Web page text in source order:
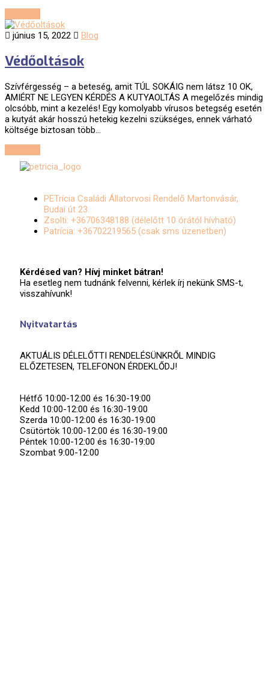
június 15, 2022
Blog
Védőoltások
Szívférgesség – a beteség, amit TÚL SOKÁIG nem látsz 10 OK,
AMIÉRT NE LEGYEN KÉRDÉS A KUTYAOLTÁS A megelőzés mindig
olcsóbb, mint a kezelés! Egy komolyabb vírusos betegség esetén
a kutyát akár hosszú hetekig kezelni szükséges, ennek várható
költsége biztosan több…
PETrícia Családi Állatorvosi Rendelő Martonvásár,
Budai út 23.
Zsolti: +36706348188 (délelőtt 10 órától hívható)
Patrícia: +36702219565 (csak sms üzenetben)
Kérdésed van? Hívj minket bátran!
Ha esetleg nem tudnánk felvenni, kérlek írj nekünk SMS-t,
visszahívunk!
Nyitvatartás
AKTUÁLIS DÉLELŐTTI RENDELÉSÜNKRŐL MINDIG
ELŐZETESEN, TELEFONON ÉRDEKLŐDJ!
Hétfő 10:00-12:00 és 16:30-19:00
Kedd 10:00-12:00 és 16:30-19:00
Szerda 10:00-12:00 és 16:30-19:00
Csütörtök 10:00-12:00 és 16:30-19:00
Péntek 10:00-12:00 és 16:30-19:00
Szombat 9:00-12:00